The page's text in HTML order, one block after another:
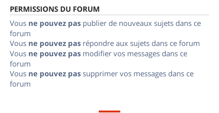
PERMISSIONS DU FORUM
Vous ne pouvez pas publier de nouveaux sujets dans ce
forum
Vous ne pouvez pas répondre aux sujets dans ce forum
Vous ne pouvez pas modifier vos messages dans ce
forum
Vous ne pouvez pas supprimer vos messages dans ce
forum